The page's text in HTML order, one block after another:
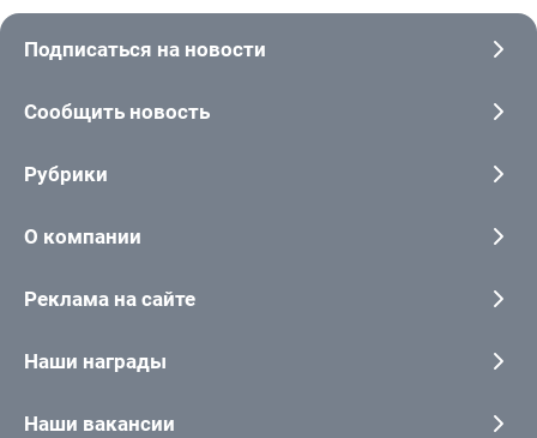
Подписаться на новости
Сообщить новость
Рубрики
О компании
Реклама на сайте
Наши награды
Наши вакансии